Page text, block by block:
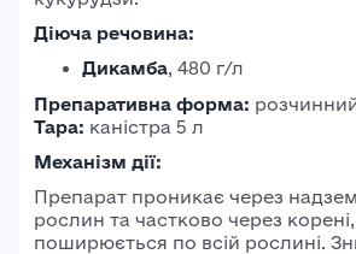
Діюча речовина:
Дикамба, 480 г/л
Препаративна форма:
Тара: каністра 5 л
Механізм дії:
Препарат проникає через
рослин та частково через
поширюється по всій рослині.